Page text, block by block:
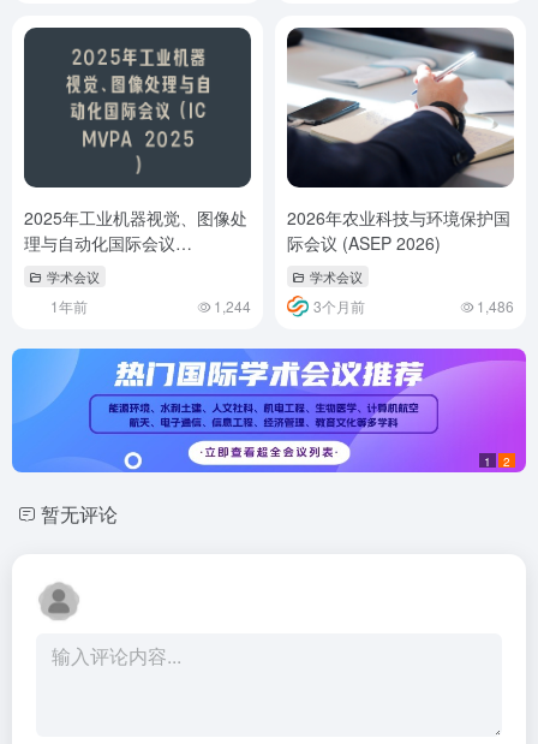
2025年工业机器视觉、图像处
理与自动化国际会议
（ICMVPA 2025）
学术会议
1年前 1,244
2026年农业科技与环境保护国
际会议 (ASEP 2026)
学术会议
3个月前 1,486
1 2
暂无评论